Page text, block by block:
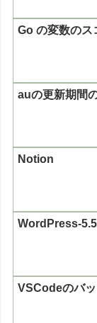
Go の変数のス
auの更新期間
Notion
WordPress-5.5
VSCodeのバ